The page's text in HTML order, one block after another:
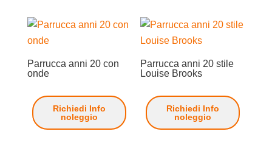
Parrucca anni 20 con
onde
Richiedi Info
noleggio
Parrucca anni 20 stile
Louise Brooks
Richiedi Info
noleggio